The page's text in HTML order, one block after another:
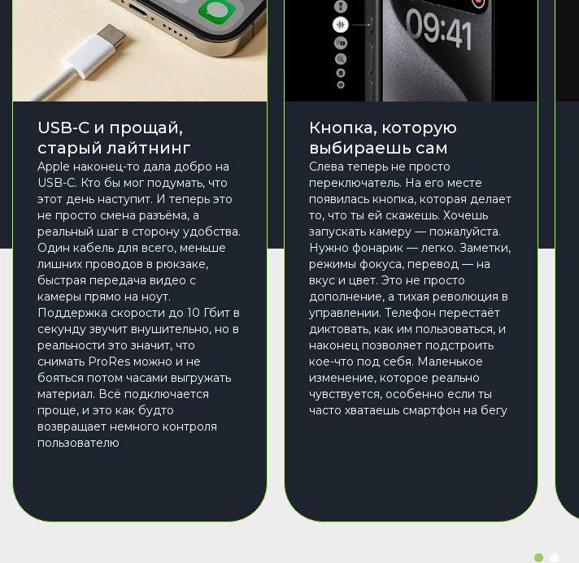
USB-C и прощай,
старый лайтнинг
Apple наконец-то дала добро на
USB-C. Кто бы мог подумать, что
этот день наступит. И теперь это
не просто смена разъёма, а
реальный шаг в сторону удобства.
Один кабель для всего, меньше
лишних проводов в рюкзаке,
быстрая передача видео с
камеры прямо на ноут.
Поддержка скорости до 10 Гбит в
секунду звучит внушительно, но в
реальности это значит, что
снимать ProRes можно и не
бояться потом часами выгружать
материал. Всё подключается
проще, и это как будто
возвращает немного контроля
пользователю
Кнопка, которую
выбираешь сам
Слева теперь не просто
переключатель. На его месте
появилась кнопка, которая делает
то, что ты ей скажешь. Хочешь
запускать камеру — пожалуйста.
Нужно фонарик — легко. Заметки,
режимы фокуса, перевод — на
вкус и цвет. Это не просто
дополнение, а тихая революция в
управлении. Телефон перестаёт
диктовать, как им пользоваться, и
наконец позволяет подстроить
кое-что под себя. Маленькое
изменение, которое реально
чувствуется, особенно если ты
часто хватаешь смартфон на бегу